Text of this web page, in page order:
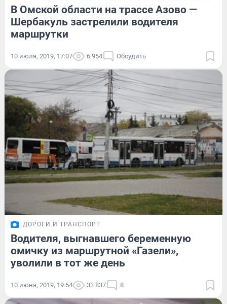
В Омской области на трассе Азово —
Шербакуль застрелили водителя
маршрутки
10 июля, 2019, 17:07 6 954 Обсудить
ДОРОГИ И ТРАНСПОРТ
Водителя, выгнавшего беременную
омичку из маршрутной «Газели»,
уволили в тот же день
10 июня, 2019, 19:54 33 837 8